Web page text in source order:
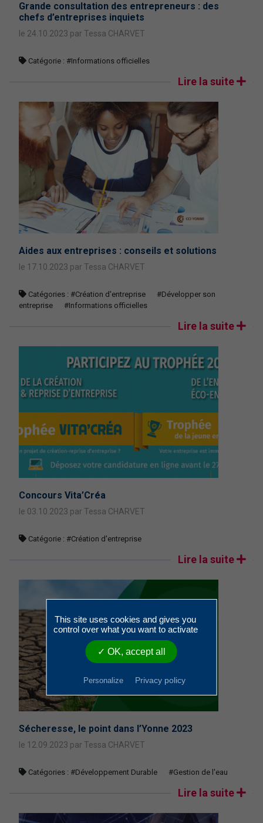
Grande consultation des entrepreneurs : des
chefs d’entreprises inquiets
le 24.10.2023 par Tessa CHARVET
Catégorie : #Informations officielles
Lire la suite
Aides aux entreprises : conseils et solutions
le 17.10.2023 par Tessa CHARVET
Catégories : #Création d'entreprise
#Développer son
entreprise
#Informations officielles
Lire la suite
Concours Vita’Créa
le 03.10.2023 par Tessa CHARVET
Catégorie : #Création d'entreprise
Lire la suite
Sécheresse, le point dans l’Yonne 2023
le 12.09.2023 par Tessa CHARVET
Catégories : #Développement Durable #Gestion de l'eau
Lire la suite
This site uses cookies and gives you
control over what you want to activate
✓ OK, accept all
Personalize Privacy policy